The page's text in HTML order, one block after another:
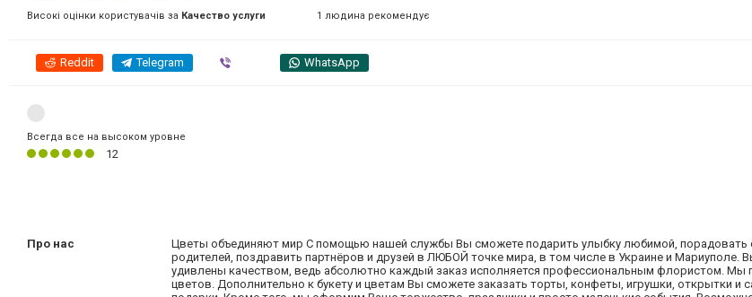
Високі оцінки користувачів за Качество услуги 1 людина рекомендує
Reddit Telegram WhatsApp
Всегда все на высоком уровне
12
Про нас
Цветы объединяют мир С помощью нашей службы Вы сможете подарить улыбку любимой, порадовать
родителей, поздравить партнёров и друзей в ЛЮБОЙ точке мира, в том числе в Украине и Мариуполе.
удивлены качеством, ведь абсолютно каждый заказ исполняется профессиональным флористом. Мы
цветов. Дополнительно к букету и цветам Вы сможете заказать торты, конфеты, игрушки, открытки и